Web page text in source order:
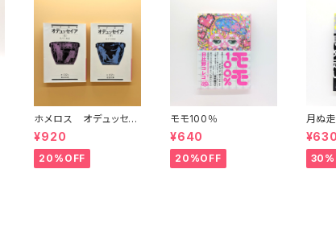
ホメロス オデュッセイ
ア(上)(下) （岩波文庫）
¥920
20%OFF
モモ100％
¥640
20%OFF
月ぬ
¥630